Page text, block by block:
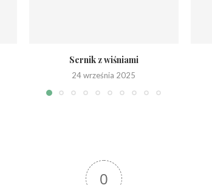
Sernik z wiśniami
24 września 2025
0